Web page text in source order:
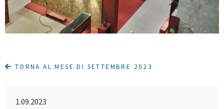
TORNA AL MESE DI SETTEMBRE 2023
1.09.2023